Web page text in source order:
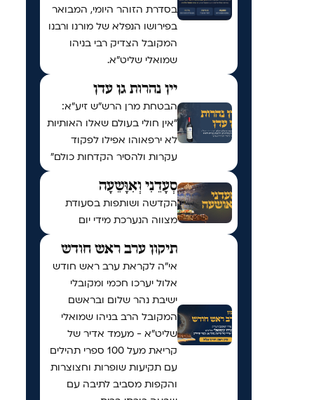
בסדרת הזוהר היומי, המבואר
בפירושו הנפלא של מורנו ורבנו
המקובל הצדיק רבי בניהו
שמואלי שליט״א.
יין נהרות גן עדן
הבטחת מרן הרש"ש זיע"א:
"אין חולי בעולם שאלו האותיות
לא ירפאוהו אפילו לפקוד
עקרות ולהסיר הקדחות כולם"
סְעָדֵנִי וְאִוָּשֵעָה
הקדשה ושותפות בסעודת
מצווה הנערכת מידי יום
תיקון ערב ראש חודש
אי"ה לקראת ערב ראש חודש
אלול יערכו חכמי ומקובלי
ישיבת נהר שלום ובראשם
המקובל הרב בניהו שמואלי
שליט״א - מעמד אדיר של
קריאת מעל 100 ספרי תהילים
עם תקיעות שופרות וחצוצרות
והקפות מסביב לתיבה עם